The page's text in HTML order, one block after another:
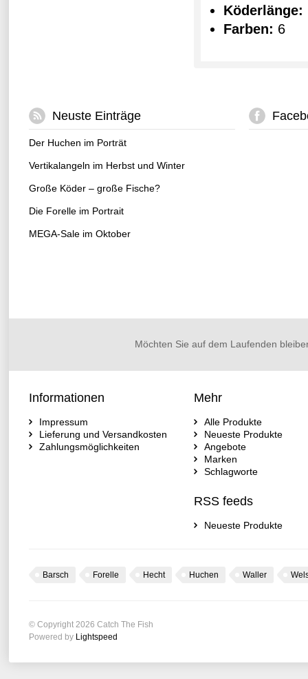
Köderlänge:
Farben: 6
Neuste Einträge
Der Huchen im Porträt
Vertikalangeln im Herbst und Winter
Große Köder – große Fische?
Die Forelle im Portrait
MEGA-Sale im Oktober
Möchten Sie auf dem Laufenden
Informationen
Impressum
Lieferung und Versandkosten
Zahlungsmöglichkeiten
Mehr
Alle Produkte
Neueste Produkte
Angebote
Marken
Schlagworte
RSS feeds
Neueste Produkte
Barsch Forelle Hecht Huchen Waller
© Copyright 2026 Catch The Fish
Powered by Lightspeed